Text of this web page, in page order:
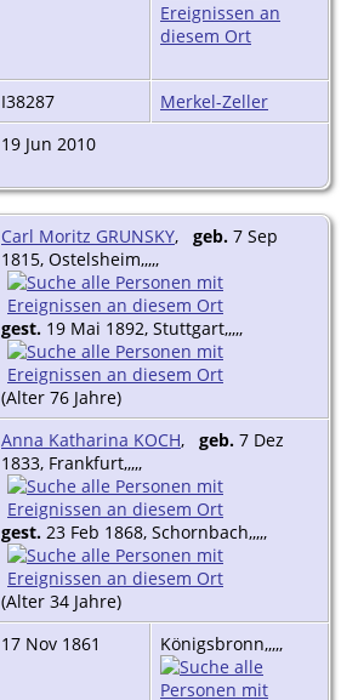
I38287
Merkel-Zeller
19 Jun 2010
Carl Moritz GRUNSKY, geb. 7 Sep
1815, Ostelsheim,,,,,
gest. 19 Mai 1892, Stuttgart,,,,,
(Alter 76 Jahre)
Anna Katharina KOCH, geb. 7 Dez
1833, Frankfurt,,,,,
gest. 23 Feb 1868, Schornbach,,,,,
(Alter 34 Jahre)
17 Nov 1861 Königsbronn,,,,,